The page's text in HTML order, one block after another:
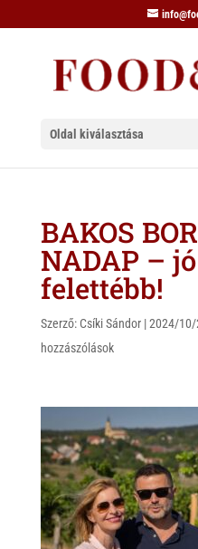
Oldal kiválasztása
BAKOS
NADAP –
felettébb!
Szerző: Csíki Sándor|2024/10/
hozzászólások